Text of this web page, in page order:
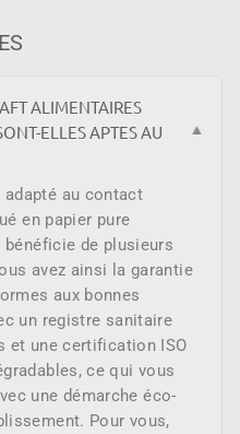
ALIMENTAIRES
ELLES APTES AU
▼
au contact
en papier pure
de plusieurs
avez ainsi la garantie
aux bonnes
un registre sanitaire
et une certification ISO
ce qui vous
une démarche éco-
Pour vous,